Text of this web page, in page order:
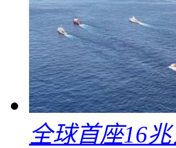
全球首座16